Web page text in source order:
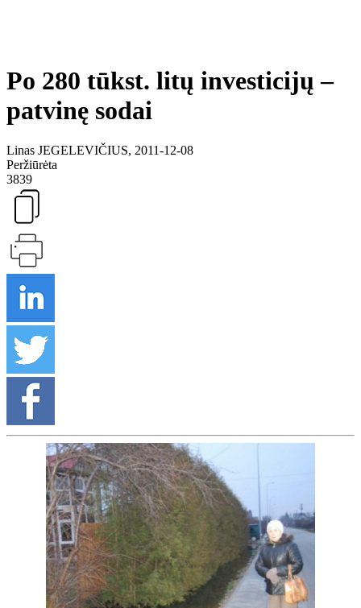
Po 280 tūkst. litų investicijų –
patvinę sodai
Linas JEGELEVIČIUS, 2011-12-08
Peržiūrėta
3839